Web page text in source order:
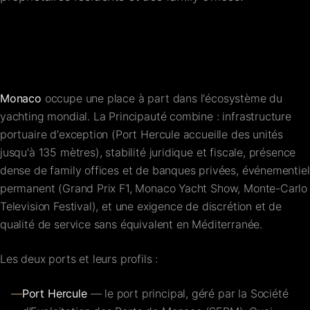
Monaco occupe une place à part dans l'écosystème du
yachting mondial. La Principauté combine : infrastructure
portuaire d'exception (Port Hercule accueille des unités
jusqu'à 135 mètres), stabilité juridique et fiscale, présence
dense de family offices et de banques privées, événementiel
permanent (Grand Prix F1, Monaco Yacht Show, Monte-Carlo
Television Festival), et une exigence de discrétion et de
qualité de service sans équivalent en Méditerranée.
Les deux ports et leurs profils :
—Port Hercule— le port principal, géré par la Société